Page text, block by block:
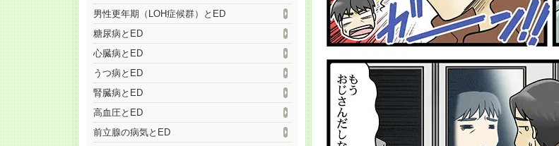
男性更年期（LOH症候群）とED
糖尿病とED
心臓病とED
うつ病とED
腎臓病とED
高血圧とED
前立腺の病気とED